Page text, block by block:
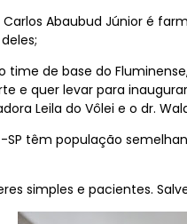
Abaubud Júnior é
time de base do
e quer levar para
Leila do Vôlei e o dr.
SP têm população
simples e pacientes.